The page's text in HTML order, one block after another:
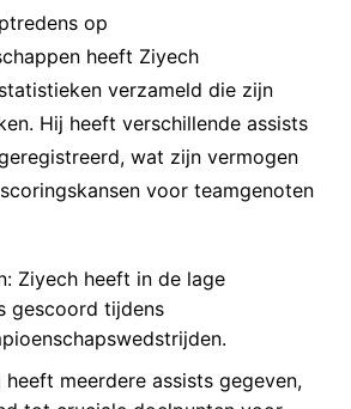
op
heeft Ziyech
verzameld die zijn
Hij heeft verschillende assists
wat zijn vermogen
voor teamgenoten
Ziyech heeft in de lage
gescoord tijdens
heeft meerdere assists gegeven,